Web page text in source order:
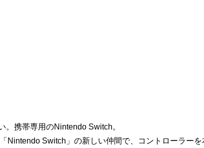
。携帯専用のNintendo Switch。
Nintendo Switch」の新しい仲間で、コントローラー